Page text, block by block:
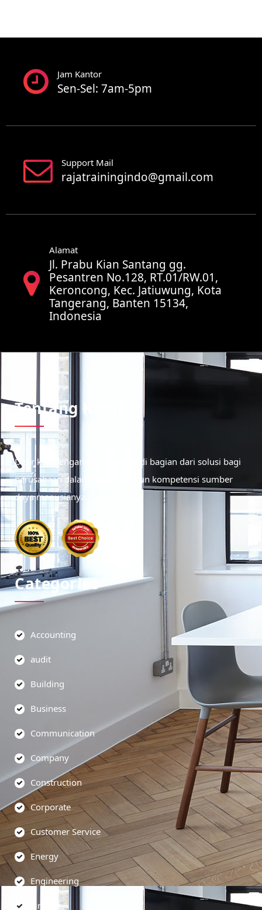
Jam Kantor
Sen-Sel: 7am-5pm
Support Mail
rajatrainingindo@gmail.com
Alamat
Jl. Prabu Kian Santang gg.
Pesantren No.128, RT.01/RW.01,
Keroncong, Kec. Jatiuwung, Kota
Tangerang, Banten 15134,
Indonesia
Tentang Kami
Didirikan dengan tujuan menjadi bagian dari solusi bagi
perusahaan dalam meningkatkan kompetensi sumber
daya manusianya.
Categories
Accounting
audit
Building
Business
Communication
Company
Construction
Corporate
Customer Service
Energy
Engineering
Finance